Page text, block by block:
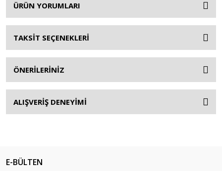
ÜRÜN YORUMLARI
TAKSİT SEÇENEKLERİ
ÖNERİLERİNİZ
ALIŞVERİŞ DENEYİMİ
E-BÜLTEN